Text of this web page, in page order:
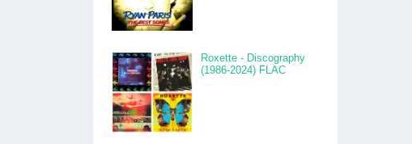
Roxette - Discography
(1986-2024) FLAC